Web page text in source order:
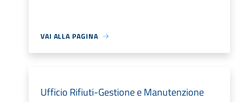
VAI ALLA PAGINA
Ufficio Rifiuti-Gestione e Manutenzione